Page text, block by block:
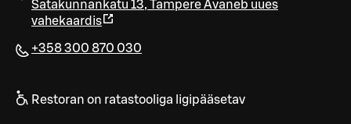
Satakunnankatu 13, TampereAvaneb uues
vahekaardis
+358 300 870 030
Restoran on ratastooliga ligipääsetav